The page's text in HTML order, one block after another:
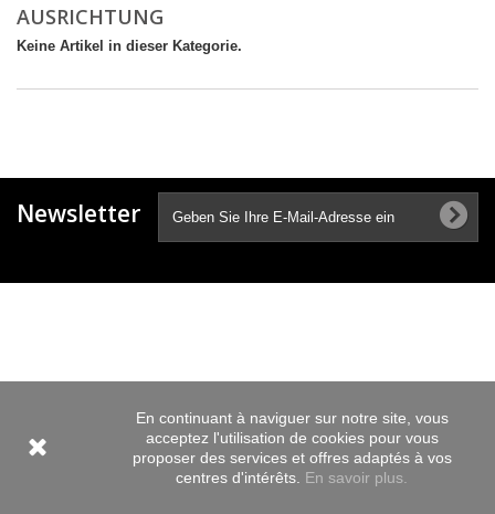
AUSRICHTUNG
Keine Artikel in dieser Kategorie.
Newsletter
En continuant à naviguer sur notre site, vous
acceptez l'utilisation de cookies pour vous
proposer des services et offres adaptés à vos
centres d'intérêts. En savoir plus.